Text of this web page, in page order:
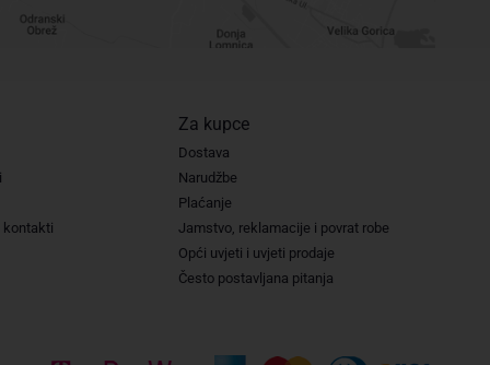
kontakti
Za kupce
Dostava
Narudžbe
Plaćanje
Jamstvo, reklamacije i povrat robe
Opći uvjeti i uvjeti prodaje
Često postavljana pitanja